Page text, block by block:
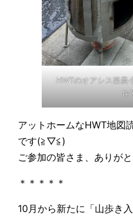
HWTのオアシス楽農
アットホームなHWT地図
です(≧▽≦)
ご参加の皆さま、ありが
＊＊＊＊＊
10月から新たに「山歩き